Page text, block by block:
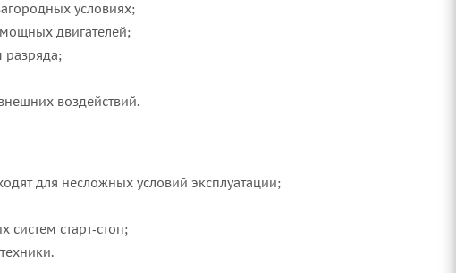
условиях;
двигателей;
разряда;
воздействий.
для несложных условий эксплуатации;
старт‑стоп;